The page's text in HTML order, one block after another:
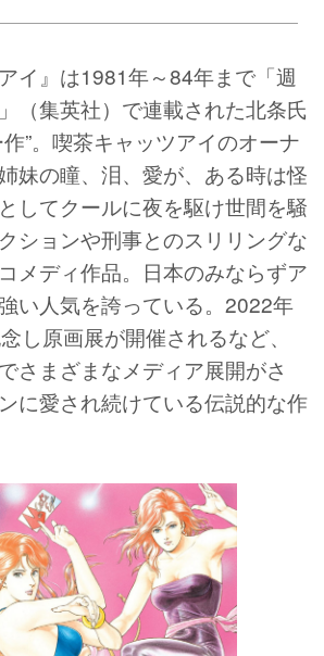
イ』は1981年～84年まで「週
（集英社）で連載された北条氏
”。喫茶キャッツアイのオーナ
妹の瞳、泪、愛が、ある時は怪
してクールに夜を駆け世間を騒
ションや刑事とのスリリングな
メディ作品。日本のみならずア
い人気を誇っている。2022年
し原画展が開催されるなど、
さまざまなメディア展開がさ
に愛され続けている伝説的な作